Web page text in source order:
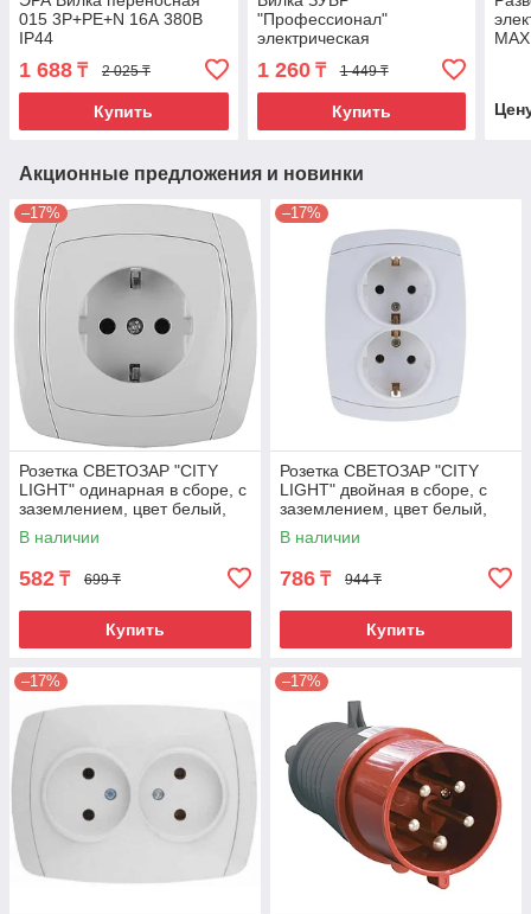
015 3Р+РЕ+N 16А 380В
IP44
1 688 ₸ 2 025 ₸
Купить
"Профессионал"
электрическая
обрезиненная, 16А/250В,
IP44, черная
1 260₸ 1 449 ₸
Купить
Акционные предложения и новинки
–17%
Розетка СВЕТОЗАР "CITY
LIGHT" одинарная в сборе, с
заземлением, цвет белый,
16А/~250В
В наличии
582 ₸ 699 ₸
Купить
–17%
Розетка СВЕТОЗАР "CITY
LIGHT" двойная в сборе, с
заземлением, цвет белый,
16А/~250В
В наличии
786 ₸ 944 ₸
Купить
–17% –17%